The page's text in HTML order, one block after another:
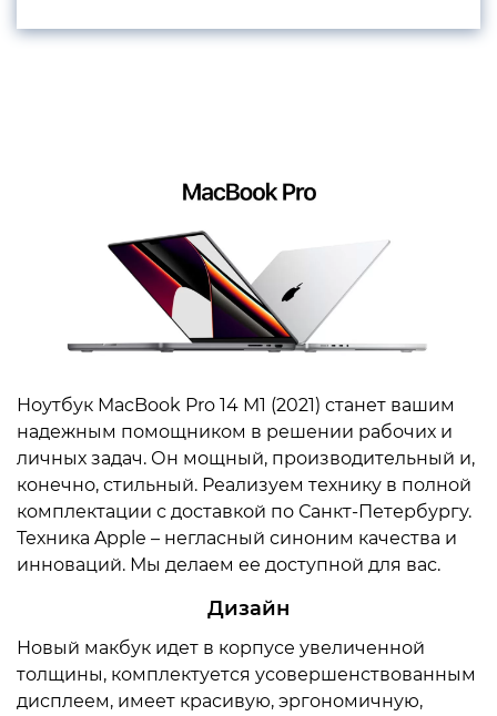
Ноутбук MacBook Pro 14 M1 (2021) станет вашим
надежным помощником в решении рабочих и
личных задач. Он мощный, производительный и,
конечно, стильный. Реализуем технику в полной
комплектации с доставкой по Санкт-Петербургу.
Техника Apple – негласный синоним качества и
инноваций. Мы делаем ее доступной для вас.
Дизайн
Новый макбук идет в корпусе увеличенной
толщины, комплектуется усовершенствованным
дисплеем, имеет красивую, эргономичную,